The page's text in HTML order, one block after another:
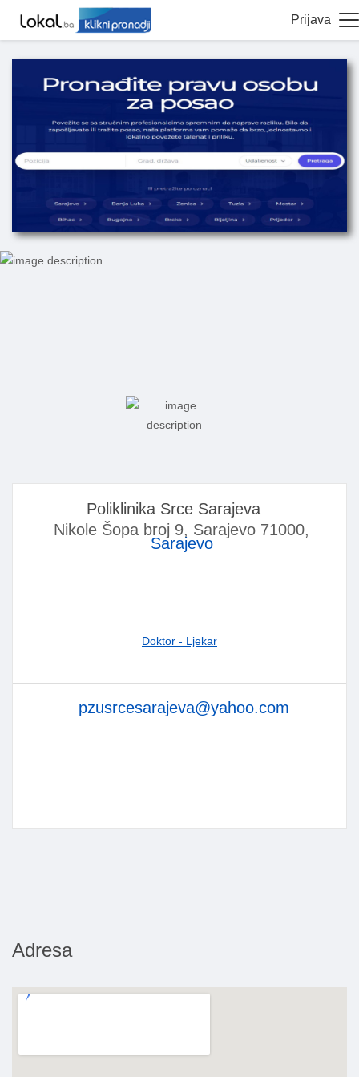
Prijava
Poliklinika Srce Sarajeva
Nikole Šopa broj 9, Sarajevo 71000,
Sarajevo
Doktor - Ljekar
pzusrcesarajeva@yahoo.com
Adresa